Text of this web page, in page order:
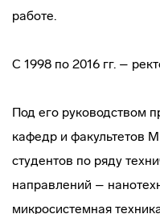
работе.
С 1998 по 2016 гг. –
Под его руководством
кафедр и факультетов
студентов по ряду
направлений –
микросистемная